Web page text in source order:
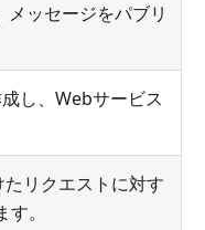
ッセージをパブリ
し、Webサービス
リクエストに対す
。